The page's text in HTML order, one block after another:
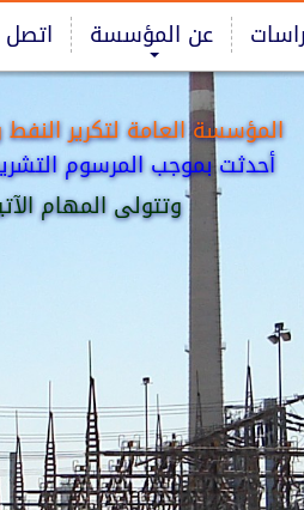
عن المؤسسة اتصل
المؤسسة العامة لتكرير
أحدثت بموجب المرسوم التشريعي رقم /
وتتولى المهام